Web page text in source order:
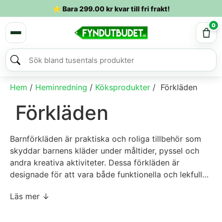
⭐ Bara299.00krkvar till fri frakt!
0
Hem / Heminredning / Köksprodukter / Förkläden
Förkläden
Barnförkläden är praktiska och roliga tillbehör som
skyddar barnens kläder under måltider, pyssel och
andra kreativa aktiviteter. Dessa förkläden är
designade för att vara både funktionella och lekfulla,
teman som tilltalar barnens fantasi. Förkläden finns i
Läs mer ↓